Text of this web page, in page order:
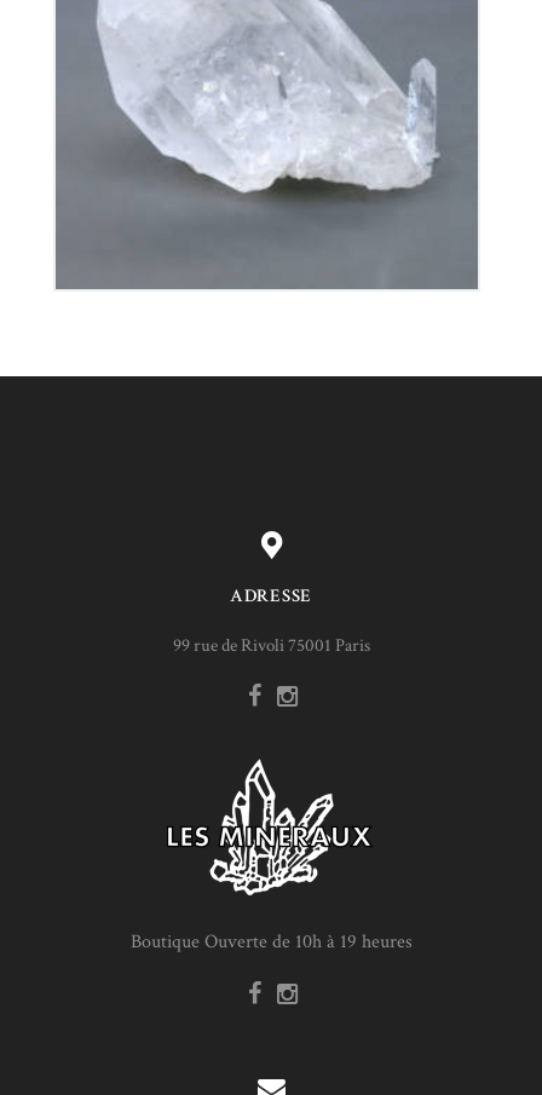
Cristal de Roche
90 €
ADRESSE
99 rue de Rivoli 75001 Paris
Boutique Ouverte de 10h à 19 heures